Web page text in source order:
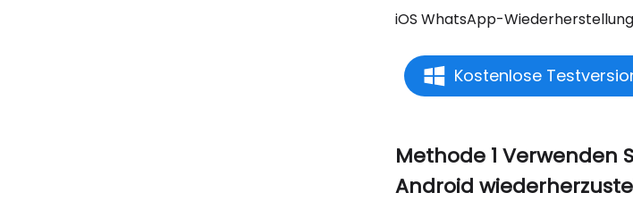
iOS WhatsApp-Wiederherstellung
Kostenlose
Methode 1 Verwenden
Android